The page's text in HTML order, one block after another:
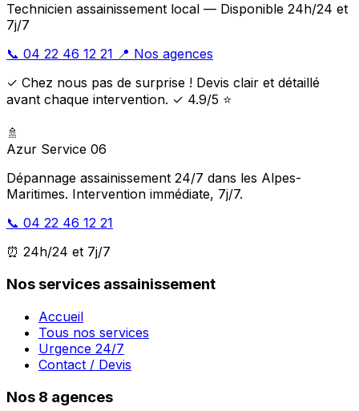
Technicien assainissement local — Disponible 24h/24 et
7j/7
📞 04 22 46 12 21 📍 Nos agences
✓ Chez nous pas de surprise ! Devis clair et détaillé
avant chaque intervention. ✓ 4.9/5 ⭐
🚿
Azur Service 06
Dépannage assainissement 24/7 dans les Alpes-
Maritimes. Intervention immédiate, 7j/7.
📞 04 22 46 12 21
⏰ 24h/24 et 7j/7
Nos services assainissement
Accueil
Tous nos services
Urgence 24/7
Contact / Devis
Nos 8 agences